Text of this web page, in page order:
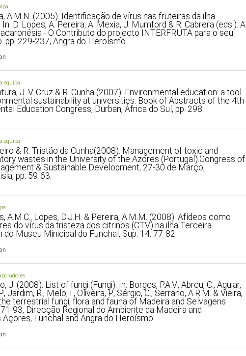
A.M.N. (2005). Identificação de vírus nas fruteiras da ilha
D. Lopes, A. Pereira, A. Mexia, J. Mumford & R. Cabrera (eds.). A
- O Contributo do projecto INTERFRUTA para o seu
pp. 229-237, Angra do Heroísmo.
equipa
J. V. Cruz & R. Cunha (2007). Environmental education: a tool
sustainability at universities. Book of Abstracts of the 4th
Education Congress, Durban, África do Sul, pp. 298.
equipa
& R. Tristão da Cunha(2008). Management of toxic and
wastes in the University of the Azores (Portugal).Congress of
& Sustainable Development, 27-30 de Março,
pp. 59-63.
A.M.C., Lopes, D.J.H. & Pereira, A.M.M. (2008). Afídeos como
do vírus da tristeza dos citrinos (CTV) na ilha Terceira
Museu Minicipal do Funchal, Sup. 14: 77-82.
J. (2008). List of fungi (Fungi). In: Borges, P.A.V., Abreu, C., Aguiar,
Jardim, R., Melo, I., Oliveira, P., Sérgio, C., Serrano, A.R.M. & Vieira,
terrestrial fungi, flora and fauna of Madeira and Selvagens
93, Direcção Regional do Ambiente da Madeira and
Açores, Funchal and Angra do Heroísmo.